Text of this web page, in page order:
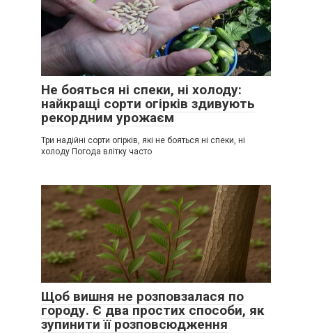
Не бояться ні спеки, ні холоду:
найкращі сорти огірків здивують
рекордним урожаєм
Три надійні сорти огірків, які не бояться ні спеки, ні
холоду Погода влітку часто
Щоб вишня не розповзалася по
городу. Є два простих способи, як
зупинити її розповсюдження